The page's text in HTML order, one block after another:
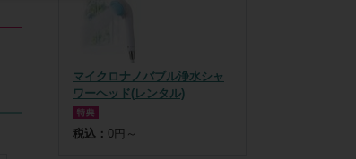
マイクロナノバブル浄水シャ
ワーヘッド(レンタル)
税込： 0円～